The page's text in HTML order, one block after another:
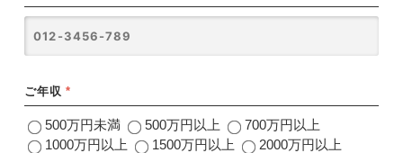
ご年収 *
500万円未満 500万円以上
700万円以上
1000万円以上
1500万円以上
2000万円以上